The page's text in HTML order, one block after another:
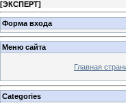
[ЭКСПЕРТ]
Форма входа
Меню сайта
Главная
Categories